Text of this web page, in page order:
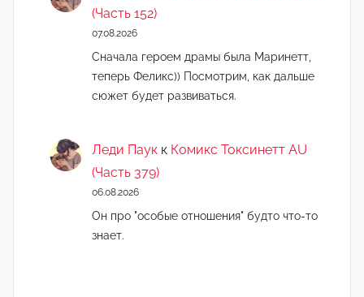
(Часть 152)
07.08.2026
Сначала героем драмы была Маринетт,
теперь Феликс)) Посмотрим, как дальше
сюжет будет развиваться.
Леди Паук к Комикс Токсинетт AU
(Часть 379)
06.08.2026
Он про "особые отношения" будто что-то
знает.